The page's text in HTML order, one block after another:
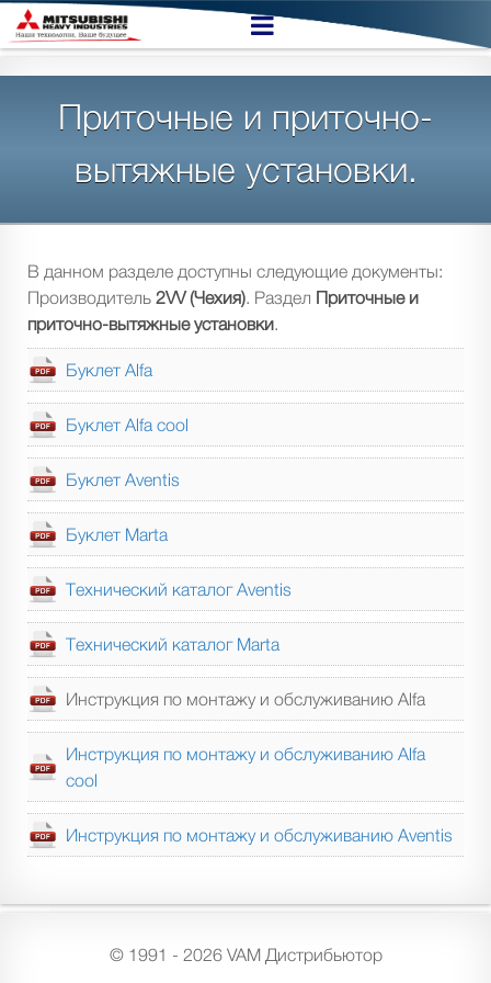
Приточные и приточно-
вытяжные установки.
В данном разделе доступны следующие документы:
Производитель 2VV (Чехия). Раздел Приточные и
приточно-вытяжные установки.
Буклет Alfa
Буклет Alfa cool
Буклет Aventis
Буклет Marta
Технический каталог Aventis
Технический каталог Marta
Инструкция по монтажу и обслуживанию Alfa
Инструкция по монтажу и обслуживанию Alfa
cool
Инструкция по монтажу и обслуживанию Aventis
© 1991 - 2026 VAM Дистрибьютор